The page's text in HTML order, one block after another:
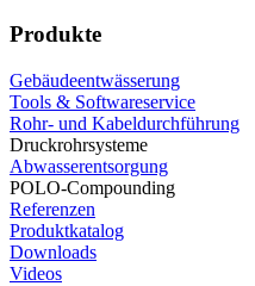
Produkte
Gebäudeentwässerung
Tools & Softwareservice
Rohr- und Kabeldurchführung
Druckrohrsysteme
Abwasserentsorgung
POLO-Compounding
Referenzen
Produktkatalog
Downloads
Videos